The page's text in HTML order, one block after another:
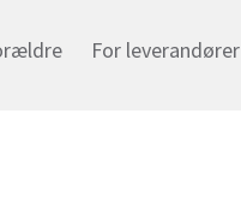
For leverandører